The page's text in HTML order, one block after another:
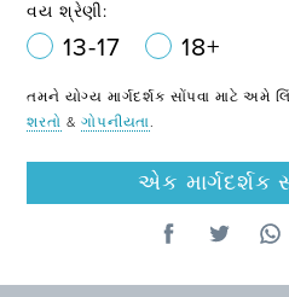
વય શ્રેણી:
13-17 18+
તમને યોગ્ય માર્ગદર્શક સોંપવા માટે
શરતો &ગોપનીયતા.